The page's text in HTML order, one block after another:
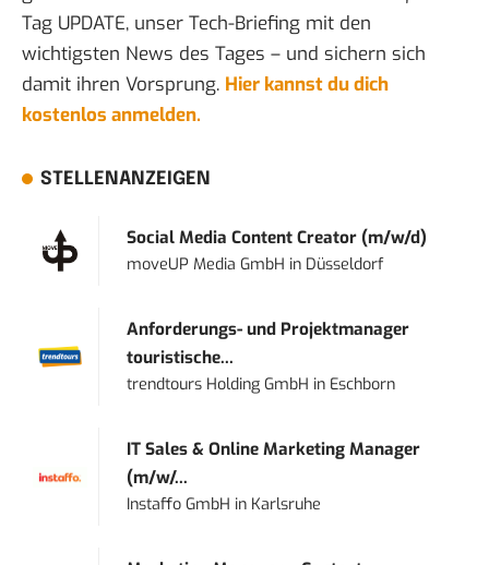
Tag UPDATE, unser Tech-Briefing mit den
wichtigsten News des Tages – und sichern sich
damit ihren Vorsprung. Hier kannst du dich
kostenlos anmelden.
STELLENANZEIGEN
Social Media Content Creator (m/w/d)
moveUP Media GmbH in Düsseldorf
Anforderungs- und Projektmanager
touristische...
trendtours Holding GmbH in Eschborn
IT Sales & Online Marketing Manager
(m/w/...
Instaffo GmbH in Karlsruhe